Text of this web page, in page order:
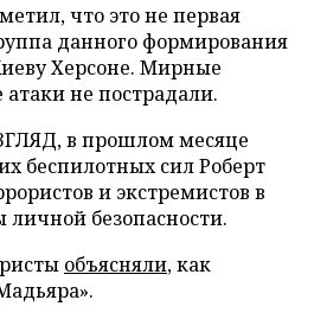
что это не первая
данного формирования
Херсоне. Мирные
не пострадали.
в прошлом месяце
беспилотных сил Роберт
и экстремистов в
личной безопасности.
объясняли, как